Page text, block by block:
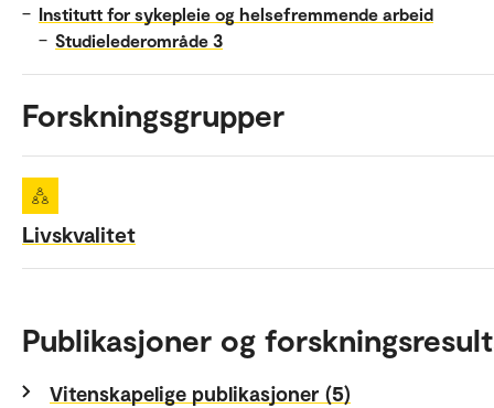
– Institutt for sykepleie og helsefremmende arbeid
– Studielederområde 3
Forskningsgrupper
Livskvalitet
Publikasjoner og
Vitenskapelige publikasjoner (5)